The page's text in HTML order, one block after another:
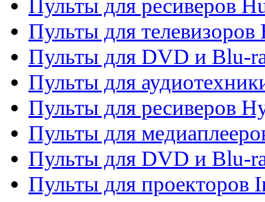
Пульты для ресиверов
Пульты для
Пульты для DVD и Blu-
Пульты для
Пульты для ресиверов
Пульты для
Пульты для DVD и Blu-
Пульты для проекторов